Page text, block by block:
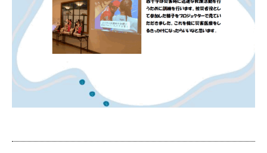
受験案内
入試情報
学費
奨学金制度
資料請求